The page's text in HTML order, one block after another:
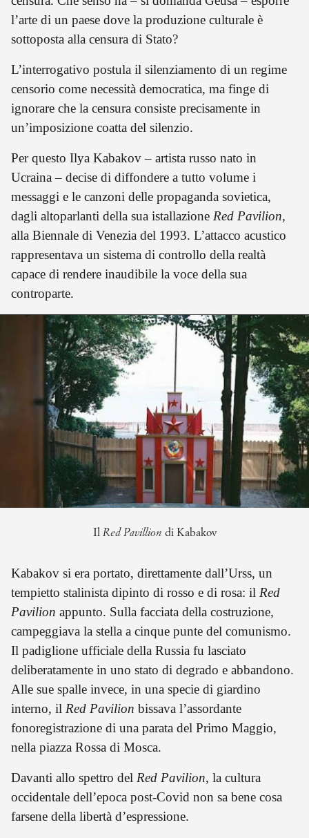
l’arte di un paese dove la produzione culturale è
sottoposta alla censura di Stato?
L’interrogativo postula il silenziamento di un regime
censorio come necessità democratica, ma finge di
ignorare che la censura consiste precisamente in
un’imposizione coatta del silenzio.
Per questo Ilya Kabakov – artista russo nato in
Ucraina – decise di diffondere a tutto volume i
messaggi e le canzoni delle propaganda sovietica,
dagli altoparlanti della sua istallazione Red Pavilion,
alla Biennale di Venezia del 1993. L’attacco acustico
rappresentava un sistema di controllo della realtà
capace di rendere inaudibile la voce della sua
controparte.
Il Red Pavillion di Kabakov
Kabakov si era portato, direttamente dall’Urss, un
tempietto stalinista dipinto di rosso e di rosa: il Red
Pavilion appunto. Sulla facciata della costruzione,
campeggiava la stella a cinque punte del comunismo.
Il padiglione ufficiale della Russia fu lasciato
deliberatamente in uno stato di degrado e abbandono.
Alle sue spalle invece, in una specie di giardino
interno, il Red Pavilion bissava l’assordante
fonoregistrazione di una parata del Primo Maggio,
nella piazza Rossa di Mosca.
Davanti allo spettro del Red Pavilion, la cultura
occidentale dell’epoca post-Covid non sa bene cosa
farsene della libertà d’espressione.